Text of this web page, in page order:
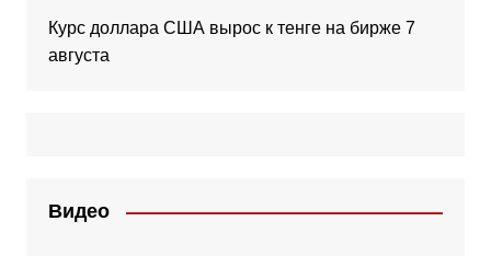
Курс доллара США вырос к тенге на бирже 7
августа
Видео